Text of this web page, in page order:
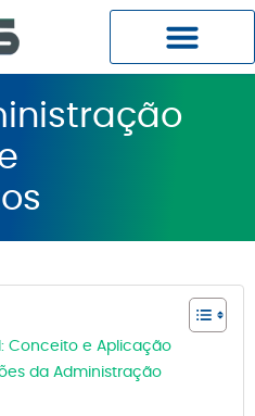
Conceito e Aplicação
da Administração